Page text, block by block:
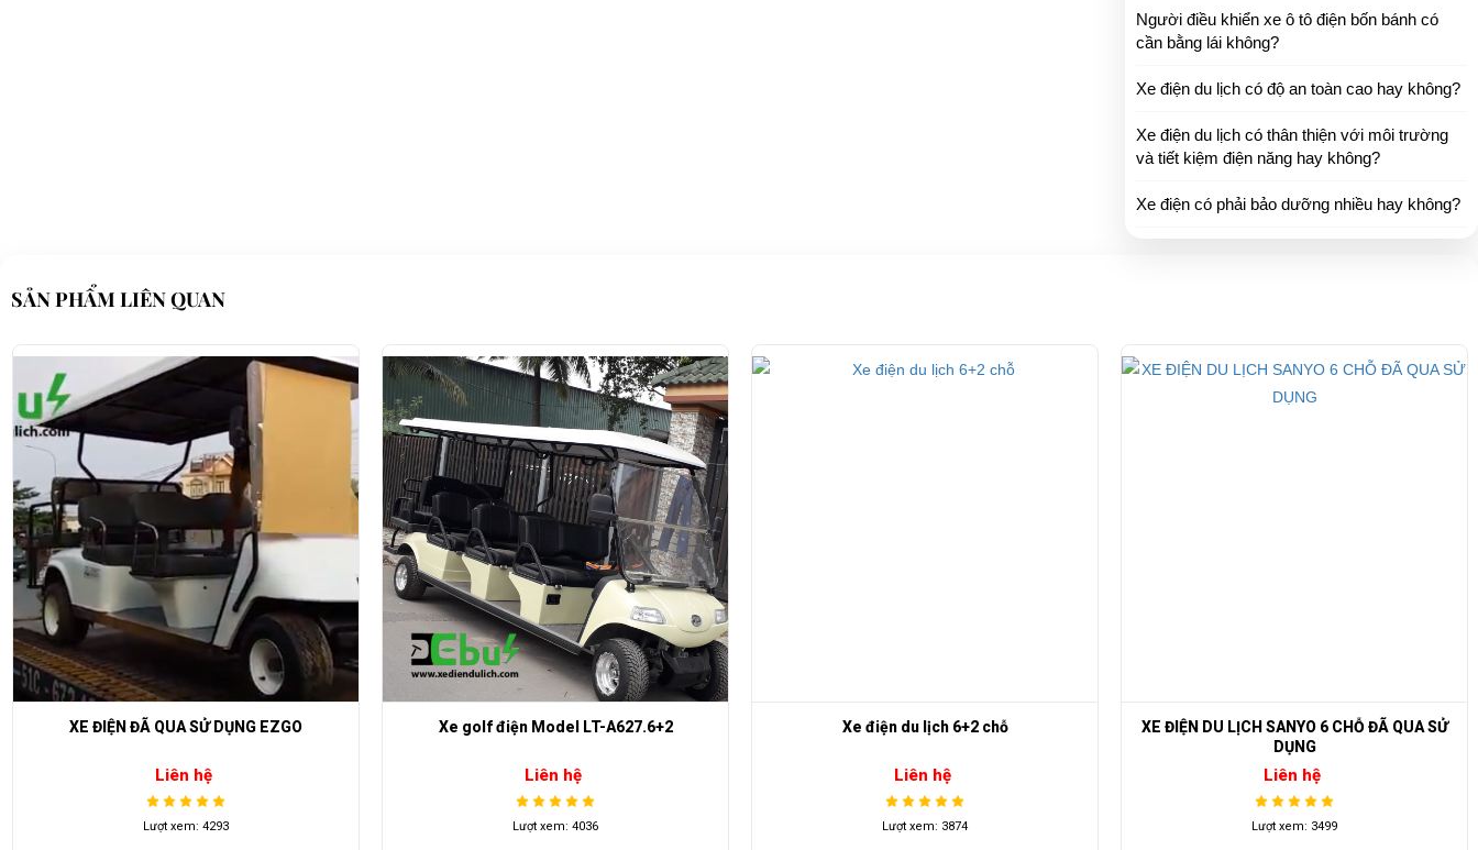
Người điều khiển xe ô tô điện bốn bánh có
cần bằng lái không?
Xe điện du lịch có độ an toàn cao hay không?
Xe điện du lịch có thân thiện với môi trường
và tiết kiệm điện năng hay không?
Xe điện có phải bảo dưỡng nhiều hay không?
SẢN PHẨM LIÊN QUAN
XE ĐIỆN ĐÃ QUA SỬ DỤNG EZGO
Liên hệ
Lượt xem: 4293
Xe golf điện Model LT-A627.6+2
Liên hệ
Lượt xem: 4036
Xe điện du lịch 6+2 chỗ
Liên hệ
Lượt xem: 3874
XE ĐIỆN DU LỊCH SANYO 6 CHỖ ĐÃ QUA SỬ
DỤNG
Liên hệ
Lượt xem: 3499